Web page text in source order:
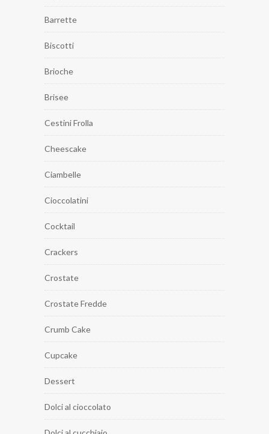
Barrette
Biscotti
Brioche
Brisee
Cestini Frolla
Cheescake
Ciambelle
Cioccolatini
Cocktail
Crackers
Crostate
Crostate Fredde
Crumb Cake
Cupcake
Dessert
Dolci al cioccolato